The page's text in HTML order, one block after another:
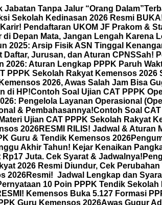
Tanpa Jalur “Orang Dalam”
Sekolah Kedinasan 2026 Resmi
Pendaftaran UKOM JF Prakom &
Depan Mata, Jangan Lengah Karena
2025: Arsip Fisik ASN Tinggal
Jurusan, dan Aturan CPNSSah!
2026: Aturan Lengkap PPPK Paruh
PPPK Sekolah Rakyat Kemensos
2026, Awas Salah Jam Bisa
di HP!Contoh Soal Ujian CAT PPPK
Pengelola Layanan Operasional
& Pembahasannya!Contoh Soal
Ujian CAT PPPK Sekolah Rakyat
2026RESMI RILIS! Jadwal & Aturan
Guru & Tendik Kemensos 2026
Akhir Tahun! Kejar Kenaikan
Juta. Cek Syarat & Jadwalnya!
2026 Resmi Diundur, Cek
2026Resmi! Jadwal Lengkap dan
10 Poin PPPK Tendik
Kemensos Buka 5.127 Formasi
Guru Kemensos 2026Awas Gugur